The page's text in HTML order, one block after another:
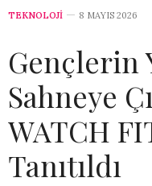
TEKNOLOJİ 8 MAYIS 2026
Gençlerin
Sahneye
WATCH
Tanıtıldı